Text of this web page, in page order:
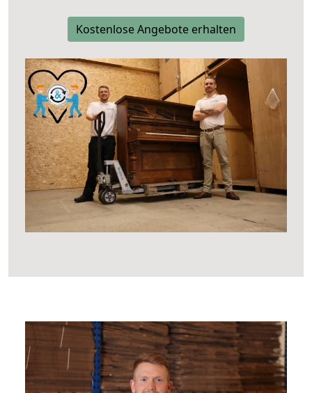
Kostenlose Angebote erhalten